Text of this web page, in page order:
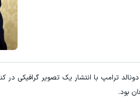
ترامپ با انتشار یک تصویر گرافیکی در
بود.